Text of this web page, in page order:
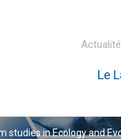
Hubert
Le
studies in Ecology and